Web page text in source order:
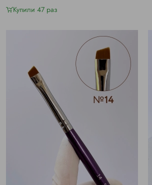
Купили 47 раз